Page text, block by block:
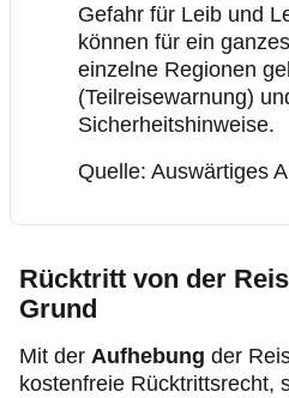
Gefahr für Leib und
können für ein
einzelne Regionen
(Teilreisewarnung)
Sicherheitshinweise.
Quelle: Auswärtiges
Rücktritt von der
Grund
Mit der Aufhebung der
kostenfreie Rücktrittsrecht,